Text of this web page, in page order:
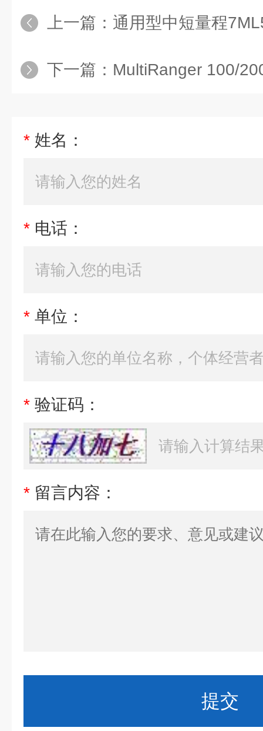
上一篇： 通用型中短量程
下一篇： MultiRanger 100/200系列
* 姓名：
* 电话：
* 单位：
* 验证码：
* 留言内容：